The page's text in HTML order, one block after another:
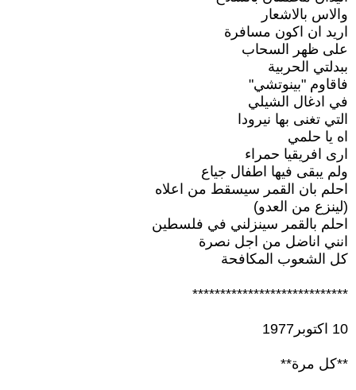
والاس بالاشعار
اريد ان اكون مسافرة
على ظهر السحاب
ببدلتي الحربية
فاقاوم "بينوتشي"
في ادغال الشيلي
التي تغنى بها نيرودا
اه يا حلمي
ارى افريقيا حمراء
ولم يبقى فيها اطفال جياع
احلم بان القمر سيسقط من اعلاه
(لينزع من العدو)
احلم بالقمر سينزلني في فلسطين
انني اناضل من اجل نصرة
كل الشعوب المكافحة
****************************
10 اكتوبر1977
**كل مرة**